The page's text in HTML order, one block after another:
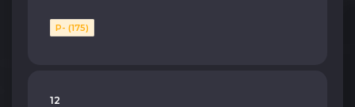
P- (175)
12